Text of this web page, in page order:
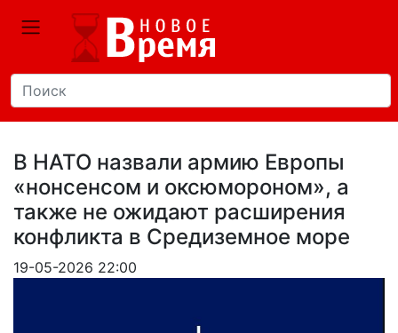
В НАТО назвали армию Европы
«нонсенсом и оксюмороном», а
также не ожидают расширения
конфликта в Средиземное море
19-05-2026 22:00